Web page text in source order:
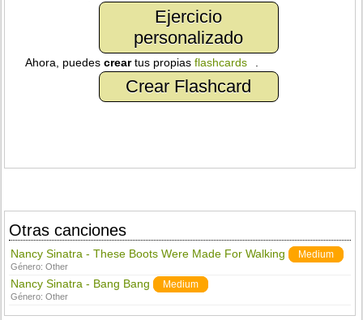
Ejercicio
personalizado
Ahora, puedescreartus propiasflashcards
Crear Flashcard
Otras canciones
Nancy Sinatra - These Boots Were Made For Walking Medium
Género:Other
Nancy Sinatra - Bang Bang Medium
Género:Other